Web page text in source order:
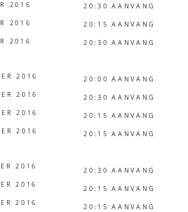
2016
2016
2016
2016
2016
2016
2016
2016
2016
2016
20:30 AANVANG
20:15 AANVANG
20:30 AANVANG
20:00 AANVANG
20:30 AANVANG
20:15 AANVANG
20:15 AANVANG
20:30 AANVANG
20:15 AANVANG
20:15 AANVANG